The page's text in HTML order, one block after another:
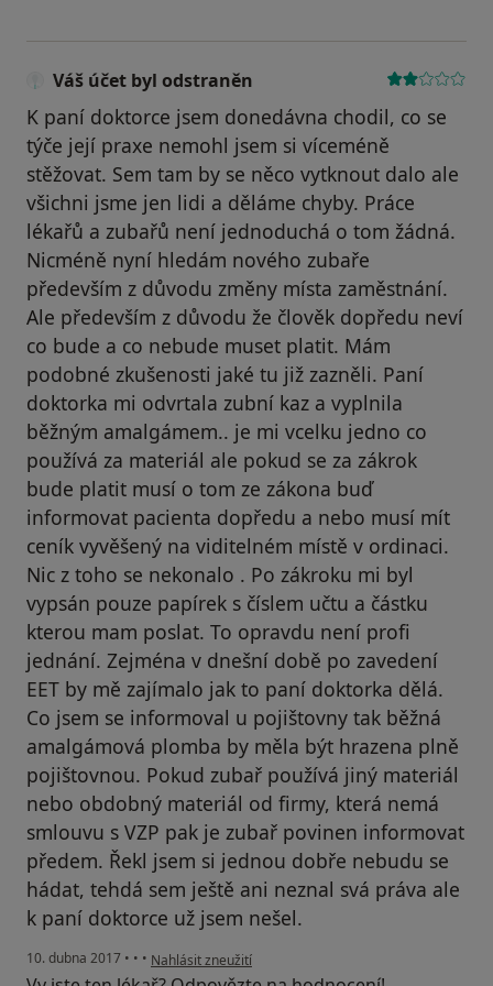
Váš účet byl odstraněn
K paní doktorce jsem donedávna chodil, co se
týče její praxe nemohl jsem si víceméně
stěžovat. Sem tam by se něco vytknout dalo ale
všichni jsme jen lidi a děláme chyby. Práce
lékařů a zubařů není jednoduchá o tom žádná.
Nicméně nyní hledám nového zubaře
především z důvodu změny místa zaměstnání.
Ale především z důvodu že člověk dopředu neví
co bude a co nebude muset platit. Mám
podobné zkušenosti jaké tu již zazněli. Paní
doktorka mi odvrtala zubní kaz a vyplnila
běžným amalgámem.. je mi vcelku jedno co
používá za materiál ale pokud se za zákrok
bude platit musí o tom ze zákona buď
informovat pacienta dopředu a nebo musí mít
ceník vyvěšený na viditelném místě v ordinaci.
Nic z toho se nekonalo . Po zákroku mi byl
vypsán pouze papírek s číslem učtu a částku
kterou mam poslat. To opravdu není profi
jednání. Zejména v dnešní době po zavedení
EET by mě zajímalo jak to paní doktorka dělá.
Co jsem se informoval u pojištovny tak běžná
amalgámová plomba by měla být hrazena plně
pojištovnou. Pokud zubař používá jiný materiál
nebo obdobný materiál od firmy, která nemá
smlouvu s VZP pak je zubař povinen informovat
předem. Řekl jsem si jednou dobře nebudu se
hádat, tehdá sem ještě ani neznal svá práva ale
k paní doktorce už jsem nešel.
10. dubna 2017 • • • podle názoru uživatele Váš účet byl odstraněn
Nahlásit zneužití